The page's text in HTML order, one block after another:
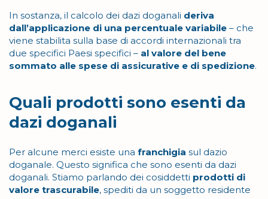
In sostanza, il calcolo dei dazi doganali deriva
dall’applicazione di una percentuale variabile – che
viene stabilita sulla base di accordi internazionali tra
due specifici Paesi specifici – al valore del bene
sommato alle spese di assicurative e di spedizione.
Quali prodotti sono esenti da
dazi doganali
Per alcune merci esiste una franchigia sul dazio
doganale. Questo significa che sono esenti da dazi
doganali. Stiamo parlando dei cosiddetti prodotti di
valore trascurabile, spediti da un soggetto residente